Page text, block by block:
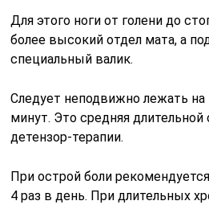
Для этого ноги от голени до
более высокий отдел мата, а
специальный валик.
Следует неподвижно лежать на
минут. Это средняя
детензор-терапии.
При острой боли
4 раз в день. При длительных